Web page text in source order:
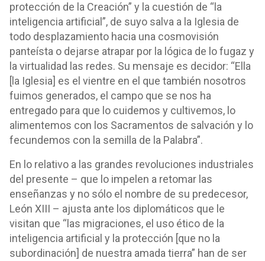
protección de la Creación” y la cuestión de “la
inteligencia artificial”, de suyo salva a la Iglesia de
todo desplazamiento hacia una cosmovisión
panteísta o dejarse atrapar por la lógica de lo fugaz y
la virtualidad las redes. Su mensaje es decidor: “Ella
[la Iglesia] es el vientre en el que también nosotros
fuimos generados, el campo que se nos ha
entregado para que lo cuidemos y cultivemos, lo
alimentemos con los Sacramentos de salvación y lo
fecundemos con la semilla de la Palabra”.
En lo relativo a las grandes revoluciones industriales
del presente – que lo impelen a retomar las
enseñanzas y no sólo el nombre de su predecesor,
León XIII – ajusta ante los diplomáticos que le
visitan que “las migraciones, el uso ético de la
inteligencia artificial y la protección [que no la
subordinación] de nuestra amada tierra” han de ser